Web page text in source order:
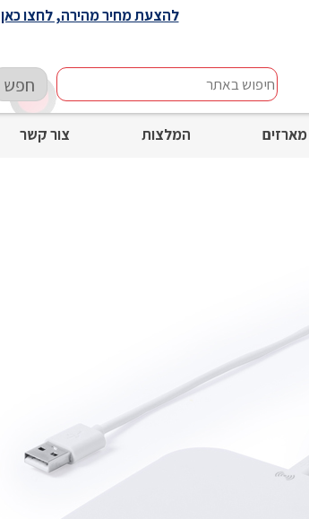
מארזים המלצות צור קשר
חיפוש
באתר
חפש
להצעת מחיר מהירה, לחצו כאן